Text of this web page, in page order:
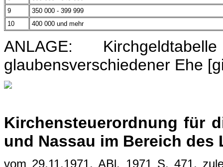
9
350 000 - 399 999
10
400 000 und mehr
ANLAGE:
glaubensverschiedener Ehe
Kirchensteuerordnung für
und Nassau im Bereich des
vom 29.11.1971, ABl. 1971 S. 471,